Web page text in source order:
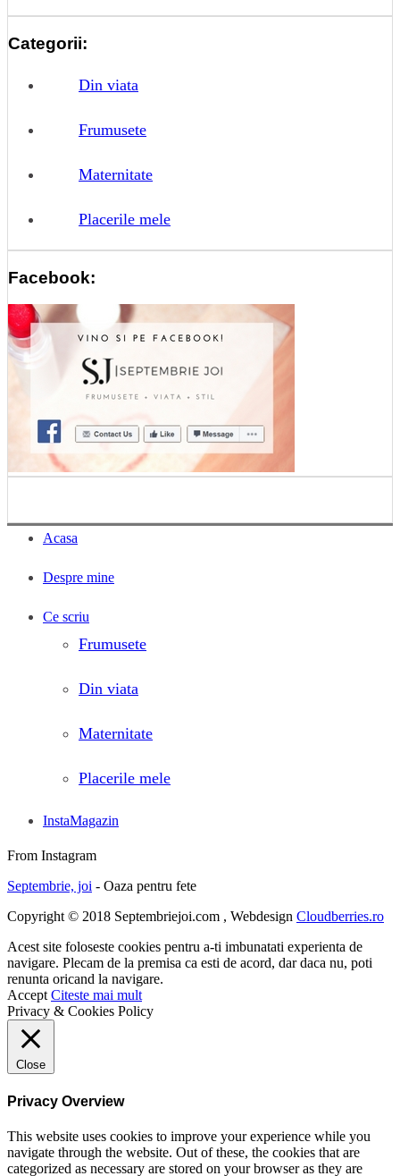
Categorii:
Din viata
Frumusete
Maternitate
Placerile mele
Facebook:
Acasa
Despre mine
Ce scriu
Frumusete
Din viata
Maternitate
Placerile mele
InstaMagazin
From Instagram
Septembrie, joi - Oaza pentru fete
Copyright © 2018 Septembriejoi.com , Webdesign Cloudberries.ro
Acest site foloseste cookies pentru a-ti imbunatati experienta de
navigare. Plecam de la premisa ca esti de acord, dar daca nu, poti
renunta oricand la navigare.
Accept Citeste mai mult
Privacy & Cookies Policy
Close
Privacy Overview
This website uses cookies to improve your experience while you
navigate through the website. Out of these, the cookies that are
categorized as necessary are stored on your browser as they are